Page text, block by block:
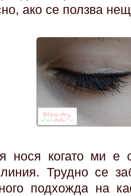
ако се ползва
нося когато ми е
Трудно се
подхожда на